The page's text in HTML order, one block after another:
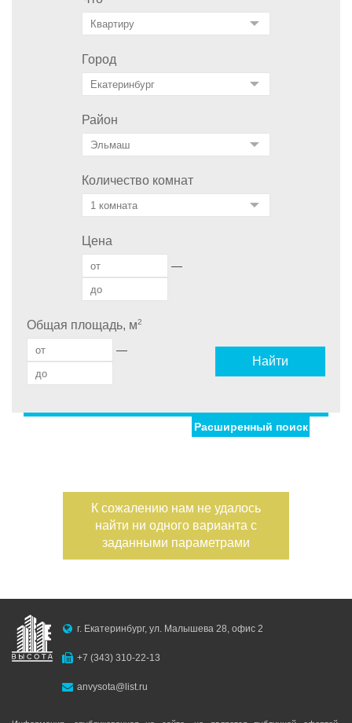
Город
Район
Количество комнат
Цена
—
Общая площадь, м2
—
Найти
Дом
Жилая площадь
Площадь кухни
—
Балконов
—
Расширенный поиск
К сожалению нам не удалось
найти ни одного варианта с
заданными параметрами
г. Екатеринбург, ул. Малышева 28, офис 2
+7 (343) 310-22-13
anvysota@list.ru